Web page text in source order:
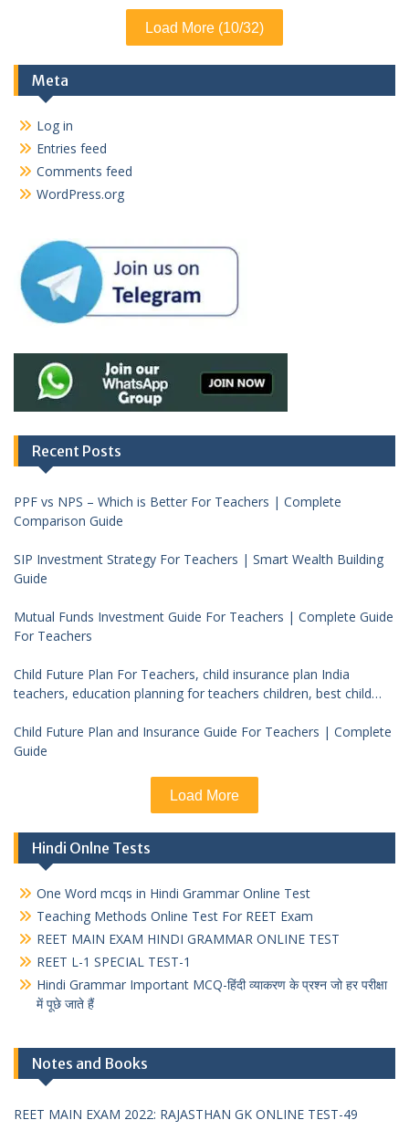
Load More (10/32)
Meta
Log in
Entries feed
Comments feed
WordPress.org
Recent Posts
PPF vs NPS – Which is Better For Teachers | Complete
Comparison Guide
SIP Investment Strategy For Teachers | Smart Wealth Building
Guide
Mutual Funds Investment Guide For Teachers | Complete Guide
For Teachers
Child Future Plan For Teachers, child insurance plan India
teachers, education planning for teachers children, best child
Child Future Plan and Insurance Guide For Teachers | Complete
Guide
Load More
Hindi Onlne Tests
One Word mcqs in Hindi Grammar Online Test
Teaching Methods Online Test For REET Exam
REET MAIN EXAM HINDI GRAMMAR ONLINE TEST
REET L-1 SPECIAL TEST-1
Hindi Grammar Important MCQ-हिंदी व्याकरण के प्रश्न जो हर परीक्षा
में पूछे जाते हैं
Notes and Books
REET MAIN EXAM 2022: RAJASTHAN GK ONLINE TEST-49